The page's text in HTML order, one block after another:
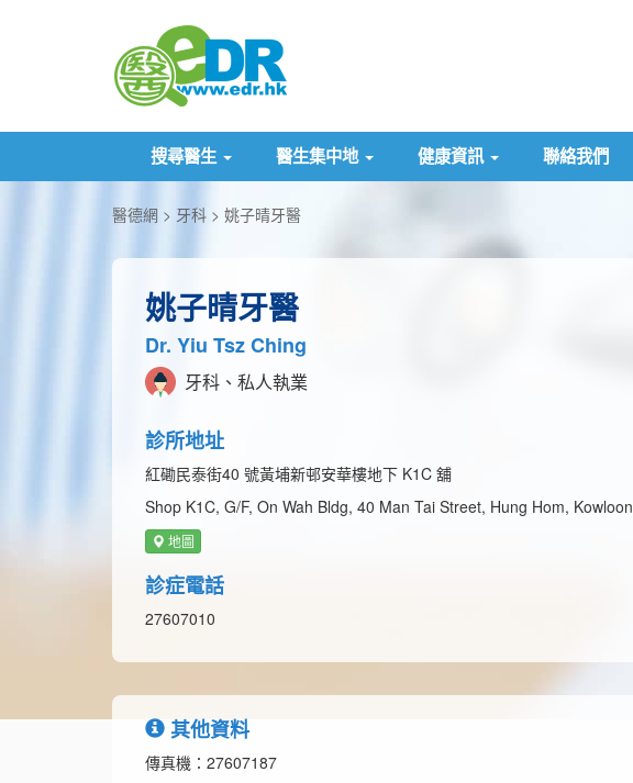
搜尋醫生 醫生集中地 健康資訊 聯絡我們
醫德網 牙科 姚子晴牙醫
姚子晴牙醫
Dr. Yiu Tsz Ching
牙科、私人執業
診所地址
紅磡民泰街​40 號黃埔新邨安華樓地下 K1C 舖
Shop K1C, G/F, On Wah Bldg, ​40​ Man Tai Street, Hung Hom, Kowloon
地圖
診症電話
27607010
其他資料
傳真機：27607187